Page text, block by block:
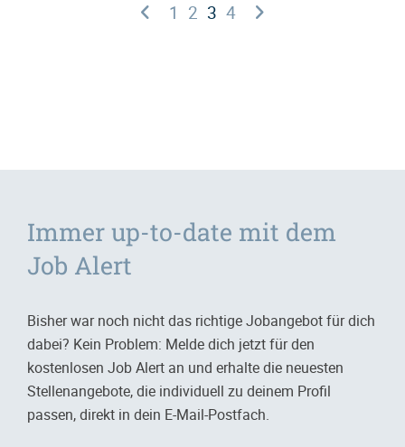
1 2 3 4
Immer up-to-date mit dem
Job Alert
Bisher war noch nicht das richtige Jobangebot für dich
dabei? Kein Problem: Melde dich jetzt für den
kostenlosen Job Alert an und erhalte die neuesten
Stellenangebote, die individuell zu deinem Profil
passen, direkt in dein E-Mail-Postfach.